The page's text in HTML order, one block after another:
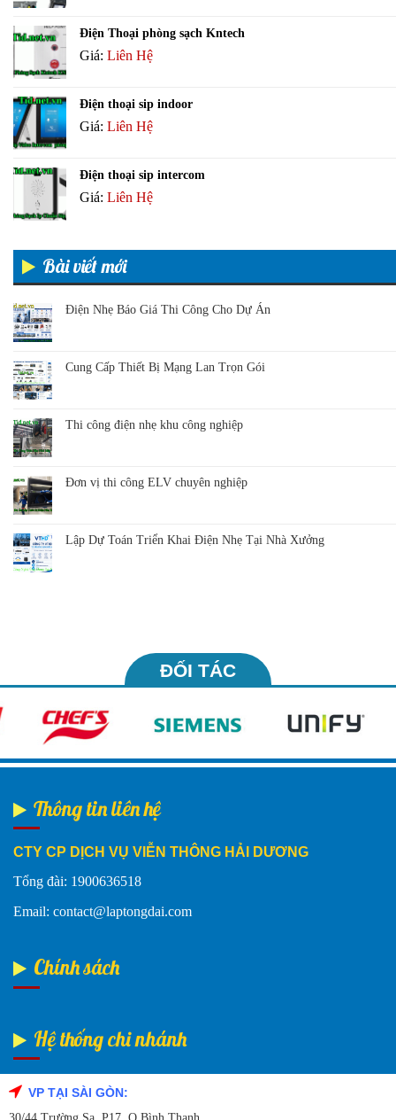
Điện Thoại phòng sạch Kntech
Giá: Liên Hệ
Điện thoại sip indoor
Giá: Liên Hệ
Điện thoại sip intercom
Giá: Liên Hệ
Bài viết mới
Điện Nhẹ Báo Giá Thi Công Cho Dự Án
Cung Cấp Thiết Bị Mạng Lan Trọn Gói
Thi công điện nhẹ khu công nghiệp
Đơn vị thi công ELV chuyên nghiệp
Lập Dự Toán Triển Khai Điện Nhẹ Tại Nhà Xưởng
ĐỐI TÁC
Thông tin liên hệ
CTY CP DỊCH VỤ VIỄN THÔNG HẢI DƯƠNG
Tổng đài: 1900636518
Email: contact@laptongdai.com
Chính sách
Hệ thống chi nhánh
VP TẠI SÀI GÒN:
Fanpage Facebook